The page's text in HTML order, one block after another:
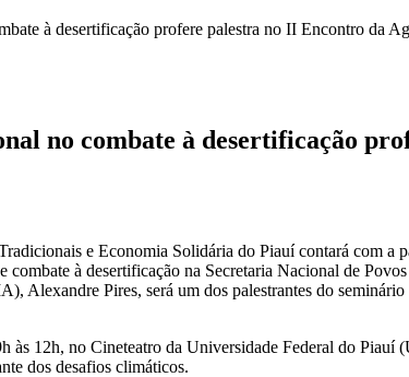
à desertificação profere palestra no II Encontro da
no combate à desertificação
e Economia Solidária do Piauí contará com a
combate à desertificação na Secretaria Nacional de
Alexandre Pires, será um dos palestrantes do
às 12h, no Cineteatro da Universidade Federal do
dos desafios climáticos.